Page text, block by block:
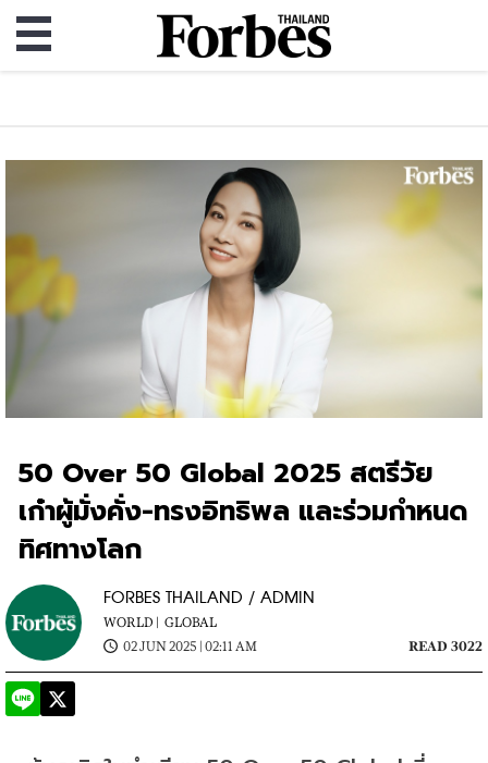
50 Over 50 Global 2025 สตรีวัย
เก๋าผู้มั่งคั่ง-ทรงอิทธิพล และร่วมกำหนด
ทิศทางโลก
FORBES THAILAND / ADMIN
WORLD | GLOBAL
02 JUN 2025 | 02:11 AM
READ 3022